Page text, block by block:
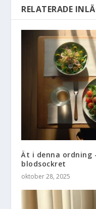
RELATERADE
Ät i denna
blodsockret
oktober 28, 2025